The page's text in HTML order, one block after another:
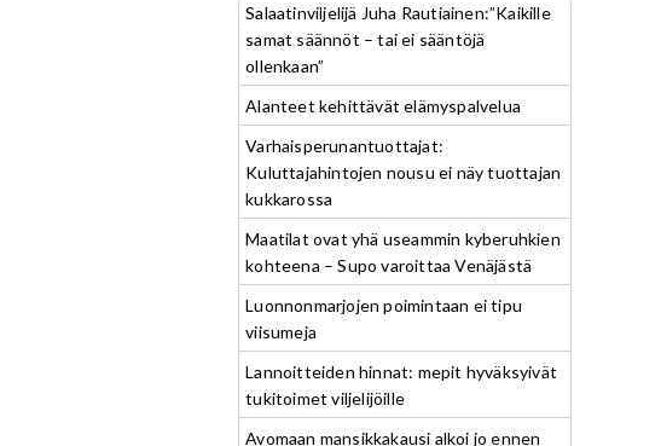
Salaatinviljelijä Juha Rautiainen:”Kaikille
samat säännöt – tai ei sääntöjä
ollenkaan”
Alanteet kehittävät elämyspalvelua
Varhaisperunantuottajat:
Kuluttajahintojen nousu ei näy tuottajan
kukkarossa
Maatilat ovat yhä useammin kyberuhkien
kohteena – Supo varoittaa Venäjästä
Luonnonmarjojen poimintaan ei tipu
viisumeja
Lannoitteiden hinnat: mepit hyväksyivät
tukitoimet viljelijöille
Avomaan mansikkakausi alkoi jo ennen